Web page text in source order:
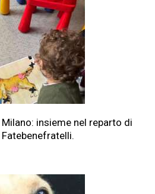
Milano: insieme nel reparto di